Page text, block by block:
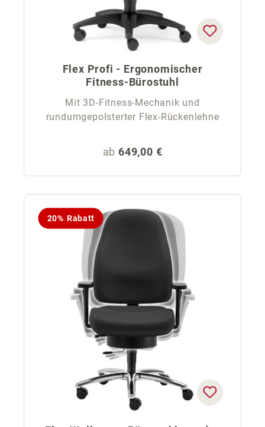
Flex Profi - Ergonomischer
Fitness-Bürostuhl
Mit 3D-Fitness-Mechanik und
rundumgepolsterter Flex-Rückenlehne
Regulärer Preis:
ab 649,00 €
20% Rabatt